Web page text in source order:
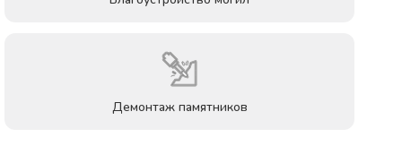
Демонтаж памятников